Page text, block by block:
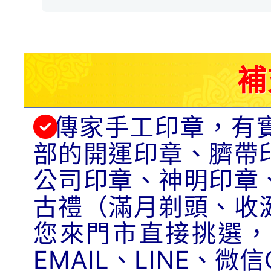
傳家手工印章，有
部的開運印章、臍帶
公司印章、神明印章
古禮（滿月剃頭、收
您來門市直接挑選
EMAIL、LINE、微